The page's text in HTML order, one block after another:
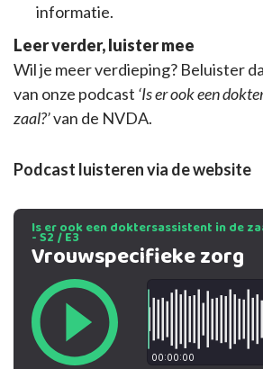
informatie.
Leer verder, luister mee
Wil je meer verdieping? Beluister
van onze podcast ‘Is er ook een
zaal?’van de NVDA.
Podcast luisteren via de website